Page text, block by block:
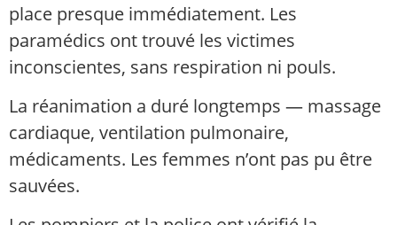
place presque immédiatement. Les
paramédics ont trouvé les victimes
inconscientes, sans respiration ni pouls.
La réanimation a duré longtemps — massage
cardiaque, ventilation pulmonaire,
médicaments. Les femmes n’ont pas pu être
sauvées.